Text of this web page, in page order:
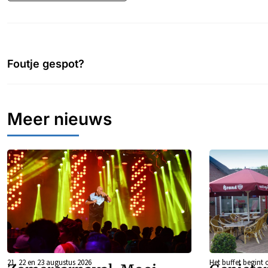
Foutje gespot?
Meer nieuws
21, 22 en 23 augustus 2026 Het buffet begint